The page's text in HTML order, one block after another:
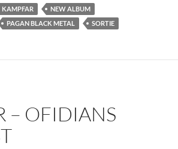
KAMPFAR
NEW ALBUM
PAGAN BLACK METAL SORTIE
– OFIDIANS